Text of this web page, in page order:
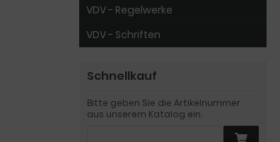
VDV - Regelwerke
VDV - Schriften
Schnellkauf
Bitte geben Sie die Artikelnummer
aus unserem Katalog ein.